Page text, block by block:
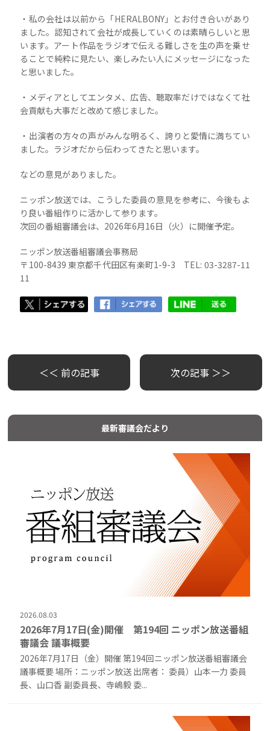
・私の会社は以前から「HERALBONY」とお付き合いがあり
ました。認知されて会社が成長していくのは素晴らしいと思
います。アート作品をラジオで伝える難しさを生の声を乗せ
ることで純粋に見たい、楽しみたい人にメッセージになった
と思いました。
・メディアとしてエンタメ、広告、聴取率だけではなくて社
会貢献も大事だと改めて感じました。
・出演者の方々の声がみんな明るく、誇りと愛情に満ちてい
ました。ラジオだから伝わってきたと思います。
などの意見がありました。
ニッポン放送では、こうした委員の意見を参考に、今後もよ
り良い番組作りに活かして参ります。
次回の番組審議会は、2026年6月16日（火）に開催予定。
ニッポン放送番組審議会事務局
〒100-8439 東京都千代田区有楽町1-9-3 TEL: 03-3287-11
11
＜＜ 前の記事 次の記事 ＞＞
最新審議会だより
2026.08.03
2026年7月17日(金)開催 第194回 ニッポン放送番組
審議会 議事概要
2026年7月17日（金）開催 第194回ニッポン放送番組審議会
議事概要 場所：ニッポン放送 出席者： 委員）山本一力 委員
長、山口香 副委員長、寺嶋毅 委...